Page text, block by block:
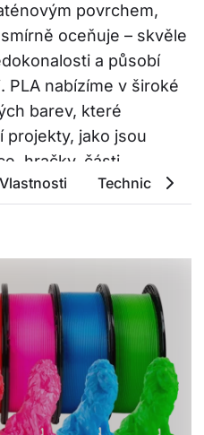
Vlastnosti Technické
povrchem,
oceňuje – skvěle
a působí
PLA nabízíme v široké
barev, které
projekty, jako jsou
hračky, části